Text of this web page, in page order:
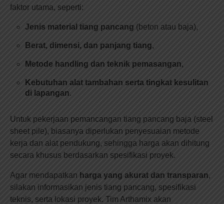
faktor utama, seperti:
Jenis material tiang pancang (beton atau baja),
Berat, dimensi, dan panjang tiang,
Metode handling dan teknik pemasangan,
Kebutuhan alat tambahan serta tingkat kesulitan
di lapangan.
Untuk pekerjaan pemancangan tiang pancang baja (steel
sheet pile), biasanya diperlukan penyesuaian metode
kerja dan alat pendukung, sehingga harga akan dihitung
secara khusus berdasarkan spesifikasi proyek.
Agar mendapatkan harga yang akurat dan transparan,
silakan informasikan jenis tiang pancang, spesifikasi
teknis, serta lokasi proyek. Tim Arthamix akan